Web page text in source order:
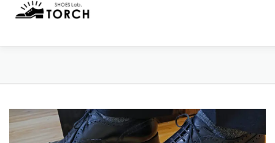
アクセス 当店について お問い合わせ